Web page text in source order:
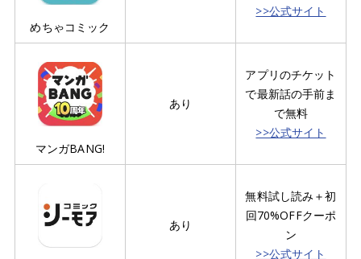
めちゃコミック
>>公式サイト
マンガBANG!
あり
アプリのチケット
で最新話の手前ま
で無料
>>公式サイト
あり
無料試し読み＋初
回70%OFFクーポ
ン
>>公式サイト